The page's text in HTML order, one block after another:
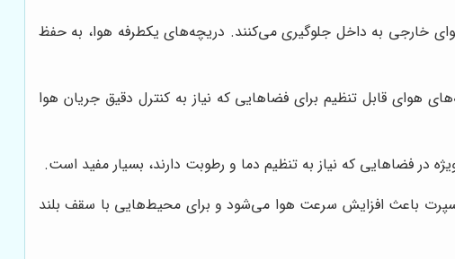
خارجی به داخل جلوگیری می‌کنند. دریچه‌های یکطرفه هوا، به حفظ
هوای قابل تنظیم برای فضاهایی که نیاز به کنترل دقیق جریان هوا
در فضاهایی که نیاز به تنظیم دما و رطوبت دارند، بسیار مفید است.
اسپرت باعث افزایش سرعت هوا می‌شود و برای محیط‌هایی با سقف بلند